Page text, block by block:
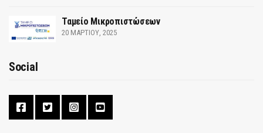
Ταμείο Μικροπιστώσεων
20 ΜΑΡΤΊΟΥ, 2025
Social